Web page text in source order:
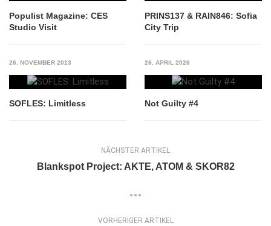
Populist Magazine: CES
Studio Visit
PRINS137 & RAIN846: Sofia
City Trip
26. NOVEMBER 2013
SOFLES: Limitless
26. APRIL 2026
Not Guilty #4
NÄCHSTER ARTIKEL
Blankspot Project: AKTE, ATOM & SKOR82
VORHERIGER ARTIKEL